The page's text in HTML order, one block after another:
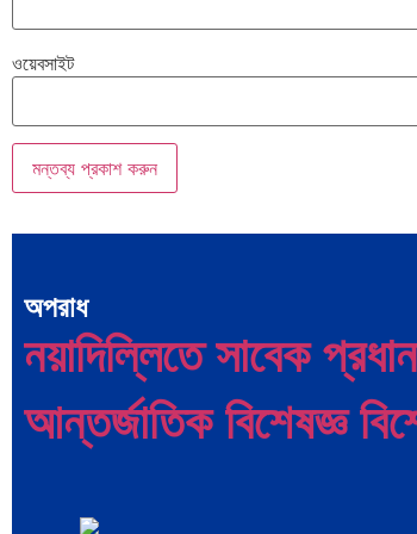
ওয়েবসাইট
অপরাধ
নয়াদিল্লিতে সাবেক
আন্তর্জাতিক বিশেষজ্ঞ